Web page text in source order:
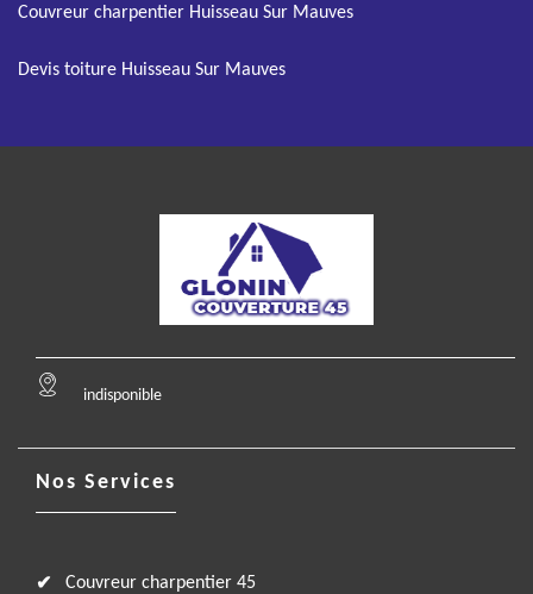
Couvreur charpentier Huisseau Sur Mauves
Devis toiture Huisseau Sur Mauves
indisponible
Nos Services
Couvreur charpentier 45